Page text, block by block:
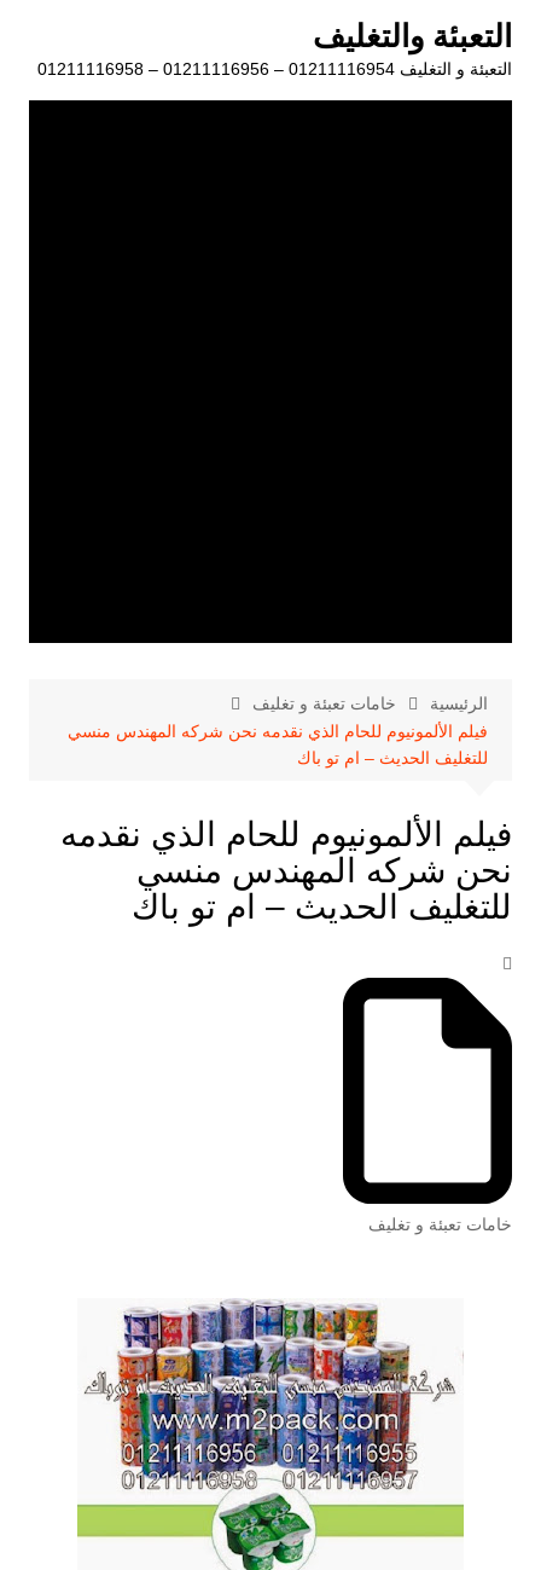
المحتوى
التعبئة والتغليف
التعبئة و التغليف 01211116954 – 01211116956 – 01211116958
الرئيسية
خامات تعبئة و تغليف
فيلم الألمونيوم للحام الذي نقدمه نحن شركه المهندس منسي
للتغليف الحديث – ام تو باك
فيلم الألمونيوم للحام الذي نقدمه
نحن شركه المهندس منسي
للتغليف الحديث – ام تو باك
خامات تعبئة و تغليف